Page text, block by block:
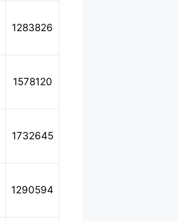
1283826
1578120
1732645
1290594